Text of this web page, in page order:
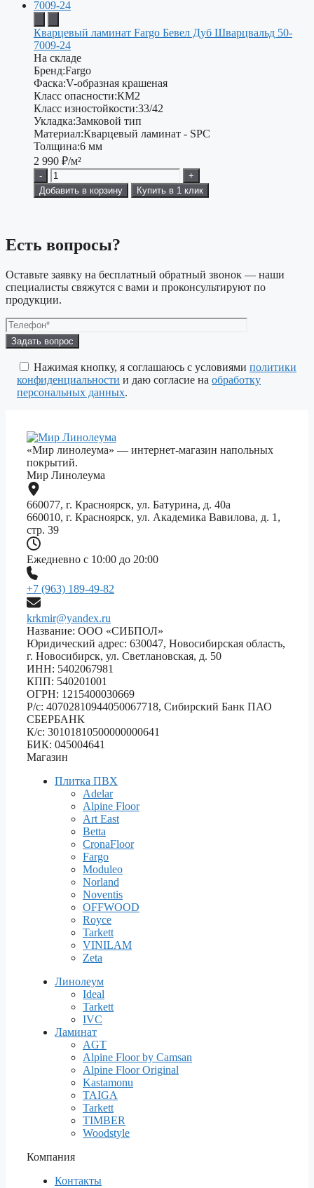
Кварцевый ламинат Fargo Бевел Дуб Шварцвальд 50-
7009-24
На складе
Бренд:Fargo
Фаска:V-образная крашеная
Класс опасности:КМ2
Класс изностойкости:33/42
Укладка:Замковой тип
Материал:Кварцевый ламинат - SPC
Толщина:6 мм
2 990 ₽/м²
-
+
Добавить в корзину
Купить в 1 клик
Есть вопросы?
Оставьте заявку на бесплатный обратный звонок — наши
специалисты свяжутся с вами и проконсультируют по
продукции.
Оставьте
это
поле
пустым.
Нажимая кнопку, я соглашаюсь с условиями политики
конфиденциальности и даю согласие на обработку
персональных данных.
«Мир линолеума» — интернет-магазин напольных
покрытий.
Мир Линолеума
660077, г. Красноярск, ул. Батурина, д. 40а
660010, г. Красноярск, ул. Академика Вавилова, д. 1,
стр. 39
Ежедневно с 10:00 до 20:00
+7 (963) 189-49-82
krkmir@yandex.ru
Название: ООО «СИБПОЛ»
Юридический адрес: 630047, Новосибирская область,
г. Новосибирск, ул. Светлановская, д. 50
ИНН: 5402067981
КПП: 540201001
ОГРН: 1215400030669
Р/с: 40702810944050067718, Сибирский Банк ПАО
СБЕРБАНК
К/с: 30101810500000000641
БИК: 045004641
Магазин
Плитка ПВХ
Adelar
Alpine Floor
Art East
Betta
CronaFloor
Fargo
Moduleo
Norland
Noventis
OFFWOOD
Royce
Tarkett
VINILAM
Zeta
Линолеум
Ideal
Tarkett
IVC
Ламинат
AGT
Alpine Floor by Camsan
Alpine Floor Original
Kastamonu
TAIGA
Tarkett
TIMBER
Woodstyle
Компания
Контакты